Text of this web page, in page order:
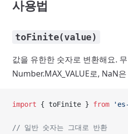
사용법
toFinite(value)
값을 유한한 숫자로 변환해요.
Number.MAX_VALUE로, NaN
import { toFinite } from
// 일반 숫자는 그대로 반환